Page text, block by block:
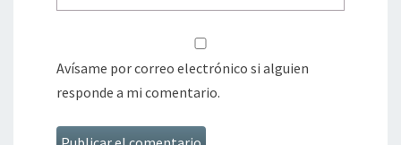
Avísame por correo electrónico si alguien
responde a mi comentario.